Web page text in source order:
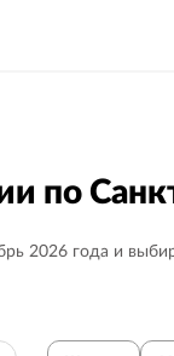
по
2026 года и